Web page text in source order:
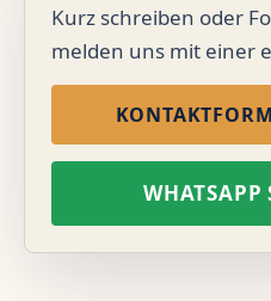
Kurz schreiben oder
melden uns mit einer
WHATSAPP